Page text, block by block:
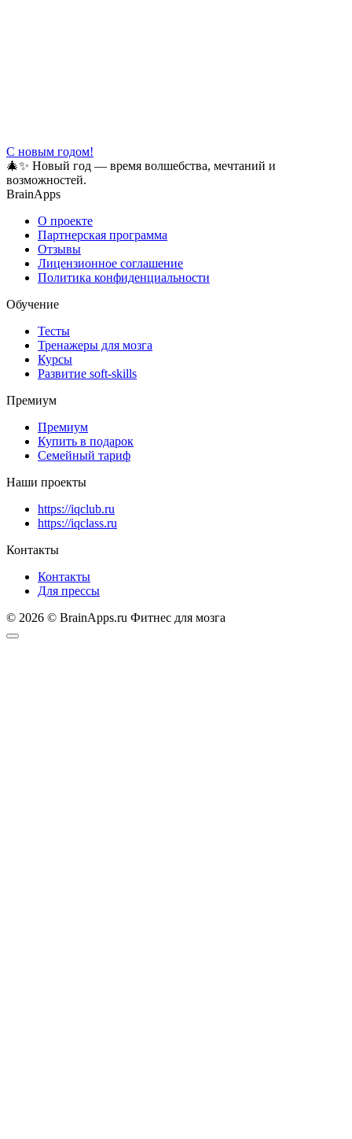
С новым годом!
🎄✨ Новый год — время волшебства, мечтаний и
возможностей.
BrainApps
О проекте
Партнерская программа
Отзывы
Лицензионное соглашение
Политика конфиденциальности
Обучение
Тесты
Тренажеры для мозга
Курсы
Развитие soft-skills
Премиум
Премиум
Купить в подарок
Семейный тариф
Наши проекты
https://iqclub.ru
https://iqclass.ru
Контакты
Контакты
Для прессы
© 2026 © BrainApps.ru Фитнес для мозга